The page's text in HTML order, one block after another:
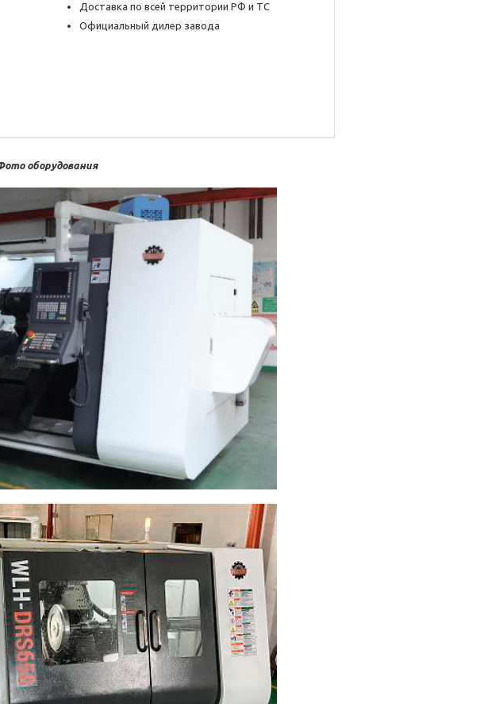
Доставка по всей территории РФ и ТС
Официальный дилер завода
оборудования